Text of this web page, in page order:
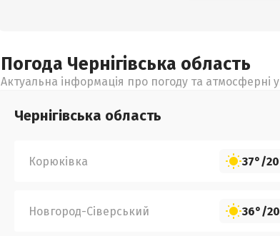
Погода Чернігівська область
Актуальна інформація про погоду та атмосферні
Чернігівська область
Корюківка 37°/
Новгород-Сіверський 36°/